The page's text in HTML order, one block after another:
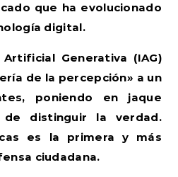
que ha evolucionado
digital.
Generativa (IAG)
de la percepción» a un
poniendo en jaque
de distinguir la verdad.
es la primera y más
ciudadana.